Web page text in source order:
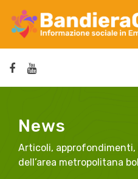
News
Articoli,
dell’area metropolitana